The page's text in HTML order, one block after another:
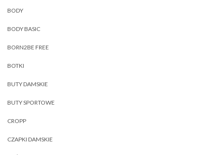
BODY
BODY BASIC
BORN2BE FREE
BOTKI
BUTY DAMSKIE
BUTY SPORTOWE
CROPP
CZAPKI DAMSKIE